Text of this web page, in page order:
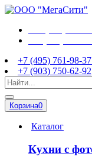
+7 (495) 761-98-37
+7 (903) 750-62-92
Корзина0
Каталог
Кухни с